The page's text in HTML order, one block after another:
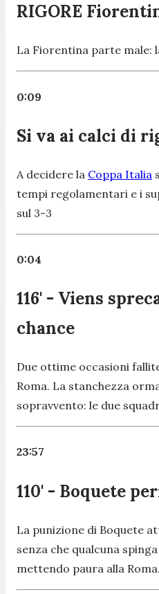
RIGORE
La Fiorentina parte male:
0:09
Si va ai calci di
A decidere la Coppa Italia
tempi regolamentari e i
sul 3-3
0:04
116' - Viens
chance
Due ottime occasioni
Roma. La stanchezza
sopravvento: le due
23:57
110' - Boquete
La punizione di Boquete
senza che qualcuna
mettendo paura alla Roma.